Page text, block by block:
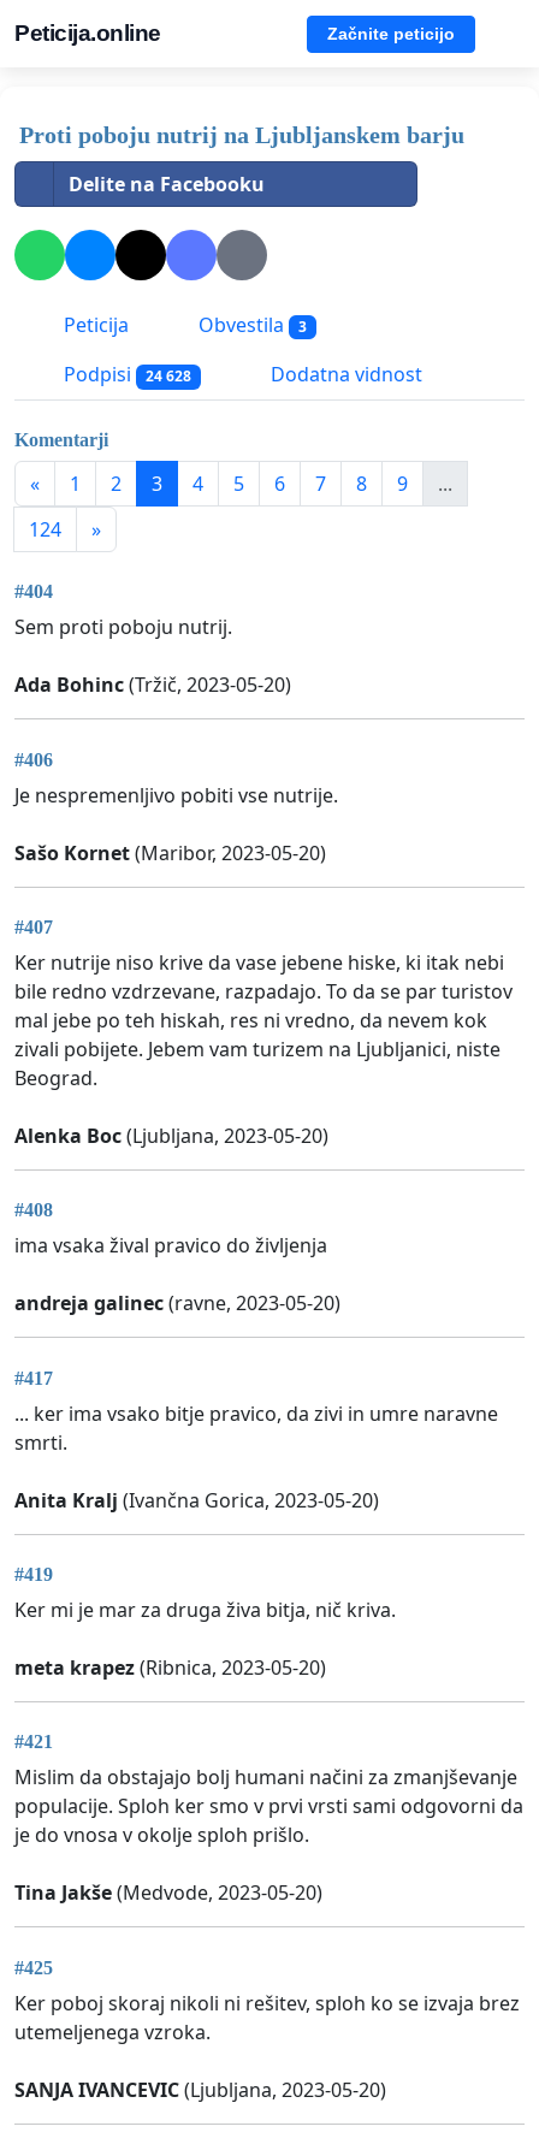
Peticija.online Začnite peticijo
Proti poboju nutrij na Ljubljanskem barju
Delite na Facebooku
Peticija Obvestila 3
Podpisi 24 628 Dodatna vidnost
Komentarji
« 1 2 3 4 5 6 7 8 9
...
124
»
#404
Sem proti poboju nutrij.
Ada Bohinc(Tržič, 2023-05-20)
#406
Je nespremenljivo pobiti vse nutrije.
Sašo Kornet(Maribor, 2023-05-20)
#407
Ker nutrije niso krive da vase jebene hiske, ki itak nebi
bile redno vzdrzevane, razpadajo. To da se par turistov
mal jebe po teh hiskah, res ni vredno, da nevem kok
zivali pobijete. Jebem vam turizem na Ljubljanici, niste
Beograd.
Alenka Boc(Ljubljana, 2023-05-20)
#408
ima vsaka žival pravico do življenja
andreja galinec(ravne, 2023-05-20)
#417
... ker ima vsako bitje pravico, da zivi in umre naravne
smrti.
Anita Kralj (Ivančna Gorica, 2023-05-20)
#419
Ker mi je mar za druga živa bitja, nič kriva.
meta krapez(Ribnica, 2023-05-20)
#421
Mislim da obstajajo bolj humani načini za zmanjševanje
populacije. Sploh ker smo v prvi vrsti sami odgovorni da
je do vnosa v okolje sploh prišlo.
Tina Jakše(Medvode, 2023-05-20)
#425
Ker poboj skoraj nikoli ni rešitev, sploh ko se izvaja brez
utemeljenega vzroka.
SANJA IVANCEVIC(Ljubljana, 2023-05-20)